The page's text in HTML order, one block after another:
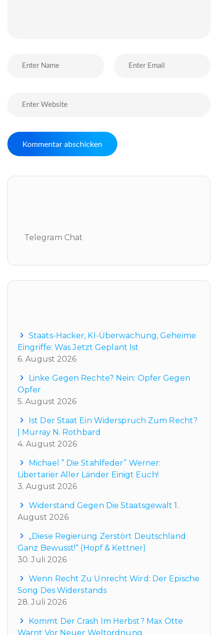
Telegram Chat
Staats-Hacker, KI-Überwachung, Geheime
Eingriffe: Was Jetzt Geplant Ist
6. August 2026
Linke Gegen Rechte? Nein: Opfer Gegen
Opfer
5. August 2026
Ist Der Staat Ein Widerspruch Zum Recht?
| Murray N. Rothbard
4. August 2026
Michael ” Die Stahlfeder” Werner:
Libertarier Aller Länder Einigt Euch!
3. August 2026
Widerstand Gegen Die Staatsgewalt 1.
August 2026
„Diese Regierung Zerstört Deutschland
Ganz Bewusst!“ (Hopf & Kettner)
30. Juli 2026
Wenn Recht Zu Unrecht Wird: Der Epische
Song Des Widerstands
28. Juli 2026
Kommt Der Crash Im Herbst? Max Otte
Warnt Vor Neuer Weltordnung